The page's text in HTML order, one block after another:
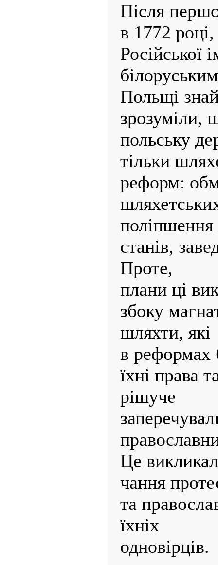
Після
в 1772
Російської
Польщі
зрозуміли,
польську
тільки
реформ:
станів,
Проте,
плани ці
збоку
шляхти, які
в реформах
їхні права
рішуче
Це
чання
та
їхніх
одновірців.